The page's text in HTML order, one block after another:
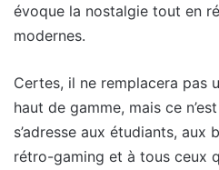
évoque la nostalgie tout en
modernes.
Certes, il ne remplacera pas
haut de gamme, mais ce
s’adresse aux étudiants, aux
rétro-gaming et à tous ceux